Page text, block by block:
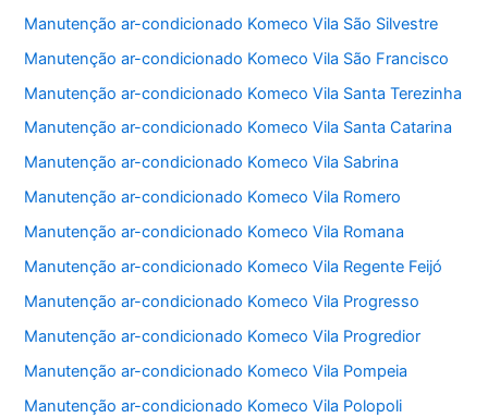
Manutenção ar-condicionado Komeco Vila São Silvestre
Manutenção ar-condicionado Komeco Vila São Francisco
Manutenção ar-condicionado Komeco Vila Santa Terezinha
Manutenção ar-condicionado Komeco Vila Santa Catarina
Manutenção ar-condicionado Komeco Vila Sabrina
Manutenção ar-condicionado Komeco Vila Romero
Manutenção ar-condicionado Komeco Vila Romana
Manutenção ar-condicionado Komeco Vila Regente Feijó
Manutenção ar-condicionado Komeco Vila Progresso
Manutenção ar-condicionado Komeco Vila Progredior
Manutenção ar-condicionado Komeco Vila Pompeia
Manutenção ar-condicionado Komeco Vila Polopoli